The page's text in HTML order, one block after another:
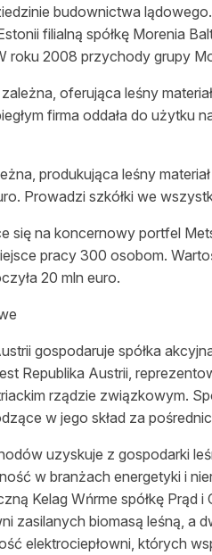
budownictwa
filialną spółkę Morenia
roku 2008 przychody grupy
zależna, oferująca leśny
firma oddała do użytku
produkująca leśny
Prowadzi szkółki we
się na koncernowy portfel
pracy 300 osobom.
20 mln euro.
gospodaruje spółka
Republika Austrii,
rządzie związkowym.
w jego skład za
uzyskuje z gospodarki
w branżach energetyki i
Kelag Wńrme spółkę Prąd
zasilanych biomasą leśną, a
elektrociepłowni, których